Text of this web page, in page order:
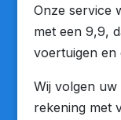
Onze service
met een 9,9,
voertuigen en
Wij volgen
rekening met